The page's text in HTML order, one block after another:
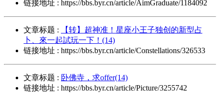
链接地址 : https://bbs.byr.cn/article/AimGraduate/1184092
文章标题 :
【转】超神准！星座小王子独创的新型占
卜、來一起試玩一下！(14)
链接地址 : https://bbs.byr.cn/article/Constellations/326533
文章标题 : 卧佛寺，求offer(14)
链接地址 : https://bbs.byr.cn/article/Picture/3255742